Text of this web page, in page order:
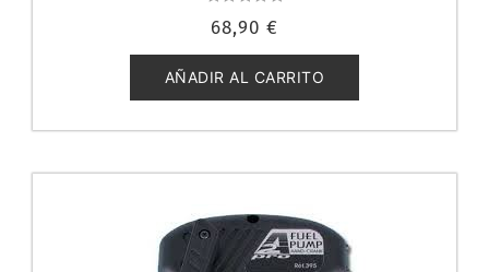
con
de
5
68,90 €
AÑADIR AL CARRITO